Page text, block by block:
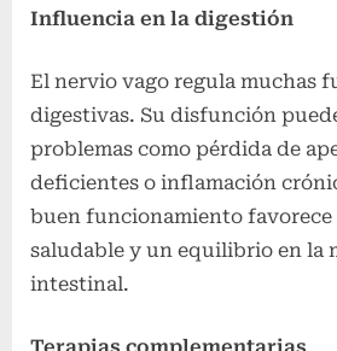
Influencia en la digestión
El nervio vago regula muchas
digestivas. Su disfunción
problemas como pérdida de
deficientes o inflamación
buen funcionamiento favorece
saludable y un equilibrio en la
intestinal.
Terapias complementarias